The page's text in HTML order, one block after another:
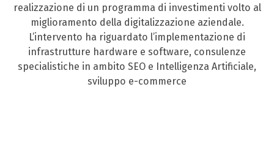
realizzazione di un programma di investimenti volto al
miglioramento della digitalizzazione aziendale.
L’intervento ha riguardato l’implementazione di
infrastrutture hardware e software, consulenze
specialistiche in ambito SEO e Intelligenza Artificiale,
sviluppo e-commerce